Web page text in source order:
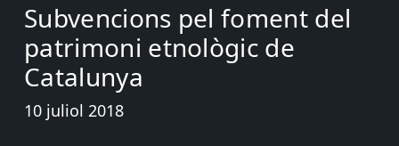
Subvencions pel foment del
patrimoni etnològic de
Catalunya
10 juliol 2018